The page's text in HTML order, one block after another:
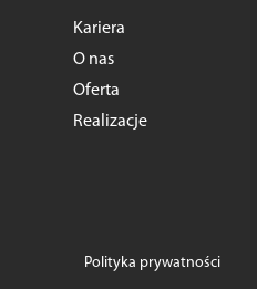
Kariera
O nas
Oferta
Realizacje
Polityka prywatności